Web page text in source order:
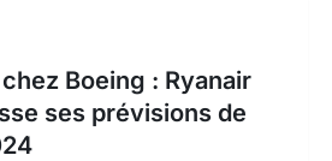
Boeing : Ryanair
ses prévisions de